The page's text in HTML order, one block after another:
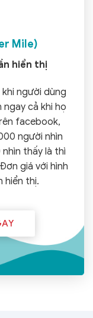
Mile)
hiển thị
người dùng
ngay cả khi họ
facebook,
người nhìn
thấy là thì
giá với hình
hiển thị.